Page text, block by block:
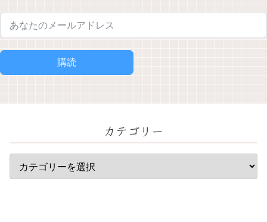
購読
カテゴリー